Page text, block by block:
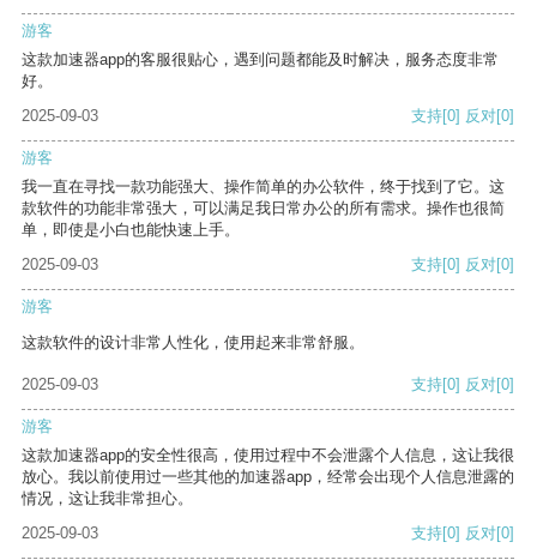
游客
这款加速器app的客服很贴心，遇到问题都能及时解决，服务态度非常
好。
2025-09-03
支持[0] 反对[0]
游客
我一直在寻找一款功能强大、操作简单的办公软件，终于找到了它。这
款软件的功能非常强大，可以满足我日常办公的所有需求。操作也很简
单，即使是小白也能快速上手。
2025-09-03
支持[0] 反对[0]
游客
这款软件的设计非常人性化，使用起来非常舒服。
2025-09-03 支持[0] 反对[0]
游客
这款加速器app的安全性很高，使用过程中不会泄露个人信息，这让我很
放心。我以前使用过一些其他的加速器app，经常会出现个人信息泄露的
情况，这让我非常担心。
2025-09-03
支持[0] 反对[0]